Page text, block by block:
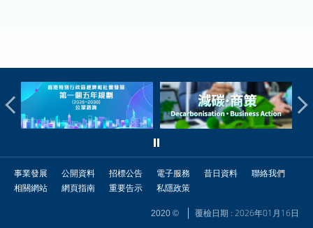
事業發展 公開資料 招標公告 電子服務 昔日資料
聯絡我們
相關網站
網頁指南 重要告示 私隱政策
2020 © 覆檢日期 : 2026年01月16日